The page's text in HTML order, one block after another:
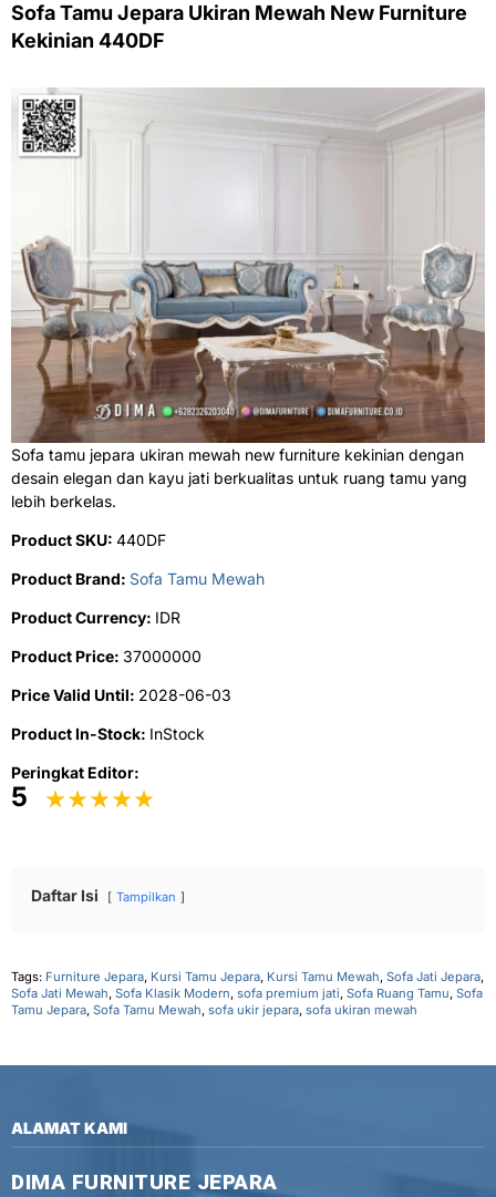
Sofa Tamu Jepara Ukiran Mewah New Furniture
Kekinian 440DF
Sofa tamu jepara ukiran mewah new furniture kekinian dengan
desain elegan dan kayu jati berkualitas untuk ruang tamu yang
lebih berkelas.
Product SKU: 440DF
Product Brand: Sofa Tamu Mewah
Product Currency: IDR
Product Price: 37000000
Price Valid Until: 2028-06-03
Product In-Stock: InStock
Peringkat Editor:
5
Daftar Isi Tampilkan
Tags: Furniture Jepara, Kursi Tamu Jepara, Kursi Tamu Mewah, Sofa Jati Jepara,
Sofa Jati Mewah, Sofa Klasik Modern, sofa premium jati, Sofa Ruang Tamu, Sofa
Tamu Jepara, Sofa Tamu Mewah, sofa ukir jepara, sofa ukiran mewah
ALAMAT KAMI
DIMA FURNITURE JEPARA